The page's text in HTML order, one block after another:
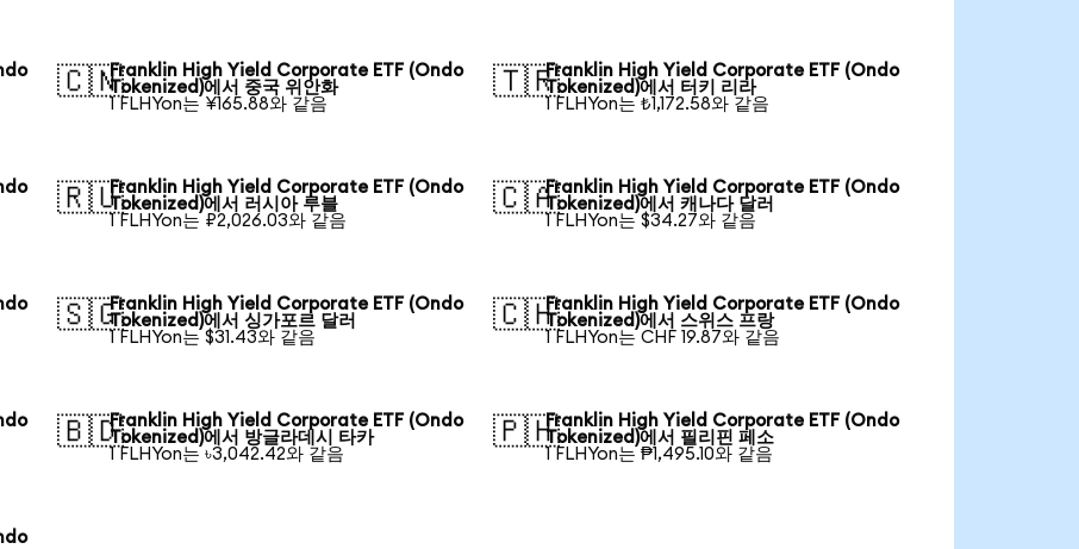
🇨🇳Franklin High Yield Corporate ETF (Ondo
Tokenized)에서 중국 위안화
1 FLHYon는 ¥165.88와 같음
🇹🇷Franklin High Yield Corporate ETF (Ondo
Tokenized)에서 터키 리라
1 FLHYon는 ₺1,172.58와 같음
🇷🇺Franklin High Yield Corporate ETF (Ondo
Tokenized)에서 러시아 루블
1 FLHYon는 ₽2,026.03와 같음
🇨🇦Franklin High Yield Corporate ETF (Ondo
Tokenized)에서 캐나다 달러
1 FLHYon는 $34.27와 같음
🇸🇬Franklin High Yield Corporate ETF (Ondo
Tokenized)에서 싱가포르 달러
1 FLHYon는 $31.43와 같음
🇨🇭Franklin High Yield Corporate ETF (Ondo
Tokenized)에서 스위스 프랑
1 FLHYon는 CHF 19.87와 같음
🇧🇩Franklin High Yield Corporate ETF (Ondo
Tokenized)에서 방글라데시 타카
1 FLHYon는 ৳3,042.42와 같음
🇵🇭Franklin High Yield Corporate ETF (Ondo
Tokenized)에서 필리핀 페소
1 FLHYon는 ₱1,495.10와 같음